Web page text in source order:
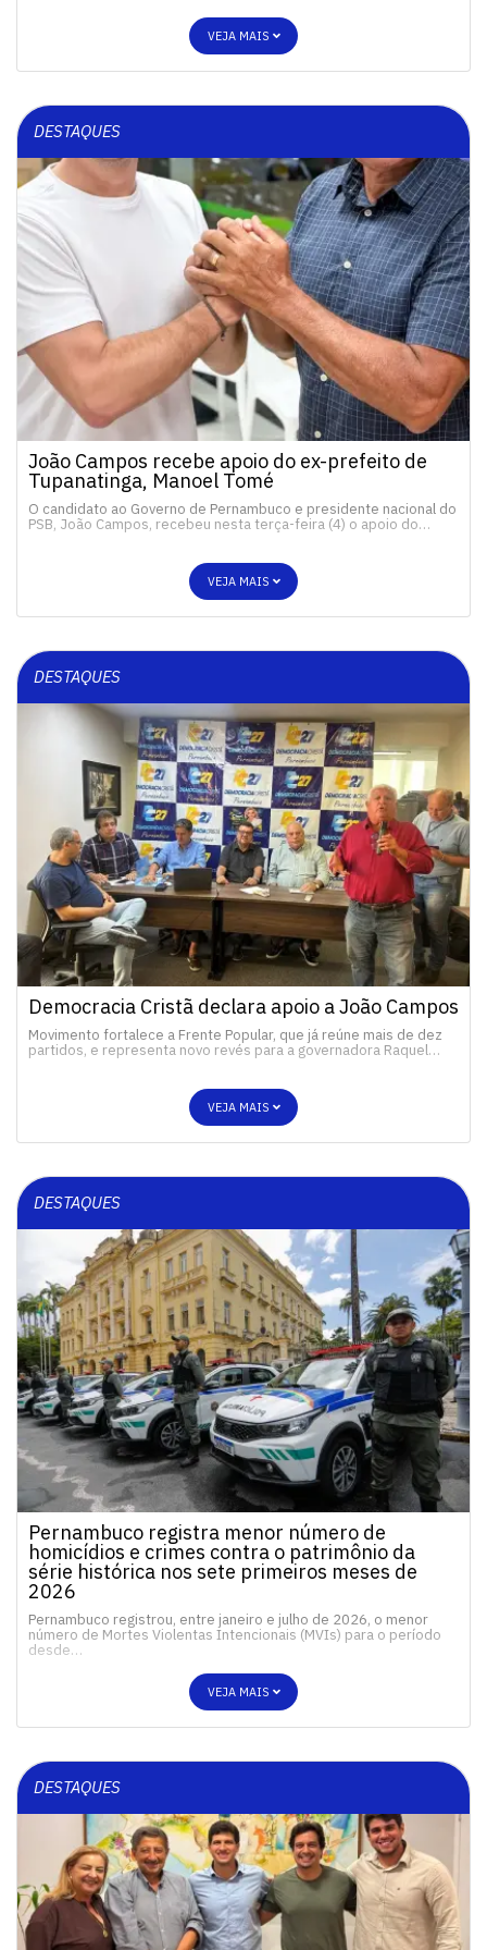
VEJA MAIS
DESTAQUES
João Campos recebe apoio do ex-prefeito de
Tupanatinga, Manoel Tomé
O candidato ao Governo de Pernambuco e presidente nacional do
PSB, João Campos, recebeu nesta terça-feira (4) o apoio do…
VEJA MAIS
DESTAQUES
Democracia Cristã declara apoio a João Campos
Movimento fortalece a Frente Popular, que já reúne mais de dez
partidos, e representa novo revés para a governadora Raquel…
VEJA MAIS
DESTAQUES
Pernambuco registra menor número de
homicídios e crimes contra o patrimônio da
série histórica nos sete primeiros meses de
2026
Pernambuco registrou, entre janeiro e julho de 2026, o menor
número de Mortes Violentas Intencionais (MVIs) para o período
desde…
VEJA MAIS
DESTAQUES